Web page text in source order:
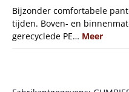
Bijzonder comfortabele
tijden. Boven- en
gerecyclede PE… Meer